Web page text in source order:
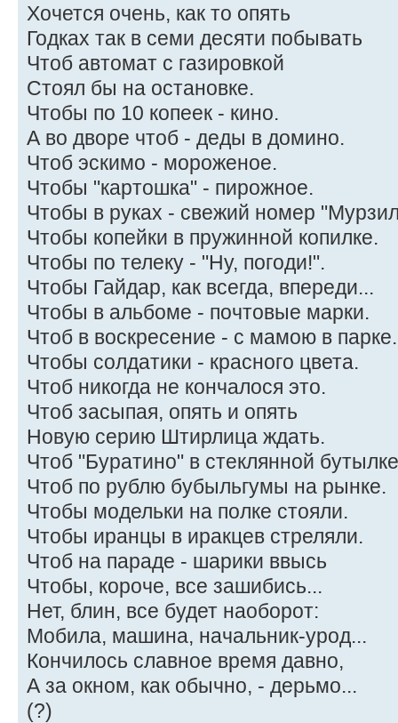
Хочется очень, как то опять
Годках так в семи десяти побывать
Чтоб автомат с газировкой
Стоял бы на остановке.
Чтобы по 10 копеек - кино.
А во дворе чтоб - деды в домино.
Чтоб эскимо - мороженое.
Чтобы "картошка" - пирожное.
Чтобы в руках - свежий номер
Чтобы копейки в пружинной копилке.
Чтобы по телеку - "Ну, погоди!".
Чтобы Гайдар, как всегда, впереди...
Чтобы в альбоме - почтовые марки.
Чтоб в воскресение - с мамою в парке.
Чтобы солдатики - красного цвета.
Чтоб никогда не кончалося это.
Чтоб засыпая, опять и опять
Новую серию Штирлица ждать.
Чтоб "Буратино" в стеклянной
Чтоб по рублю бубыльгумы на рынке.
Чтобы модельки на полке стояли.
Чтобы иранцы в иракцев стреляли.
Чтоб на параде - шарики ввысь
Чтобы, короче, все зашибись...
Нет, блин, все будет наоборот:
Мобила, машина, начальник-урод...
Кончилось славное время давно,
А за окном, как обычно, - дерьмо...
(?)